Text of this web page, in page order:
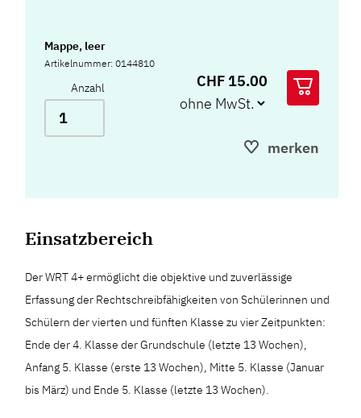
Mappe, leer
Artikelnummer: 0144810
Anzahl CHF 15.00
merken
Einsatzbereich
Der WRT 4+ ermöglicht die objektive und zuverlässige
Erfassung der Rechtschreibfähigkeiten von Schülerinnen und
Schülern der vierten und fünften Klasse zu vier Zeitpunkten:
Ende der 4. Klasse der Grundschule (letzte 13 Wochen),
Anfang 5. Klasse (erste 13 Wochen), Mitte 5. Klasse (Januar
bis März) und Ende 5. Klasse (letzte 13 Wochen).